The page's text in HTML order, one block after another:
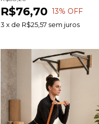
R$76,70 13% OFF
3 x de R$25,57 sem juros